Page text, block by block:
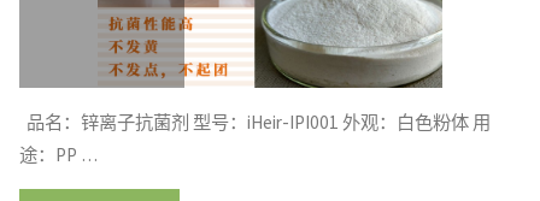
现
场
使
品名：锌离子抗菌剂 型号：iHeir-IPI001 外观：白色粉体 用
途：PP …